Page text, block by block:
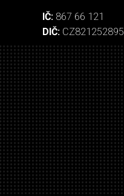
IČ: 867 66 121
DIČ: CZ821252895